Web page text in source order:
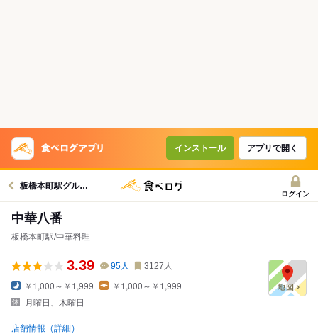
インストール アプリで開く
板橋本町駅グルメへ
ログイン
中華八番
板橋本町駅/中華料理
3.39 95人 3127 人
￥1,000～￥1,999
￥1,000～￥1,999
月曜日、木曜日
店舗情報（詳細）